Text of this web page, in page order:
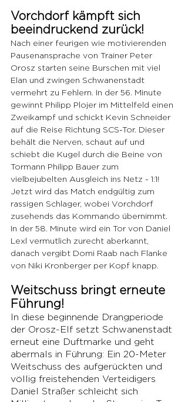
Vorchdorf kämpft sich
beeindruckend zurück!
Nach einer feurigen wie motivierenden
Pausenansprache von Trainer Peter
Orosz starten seine Burschen mit viel
Elan und zwingen Schwanenstadt
vermehrt zu Fehlern. In der 56. Minute
gewinnt Philipp Plojer im Mittelfeld einen
Zweikampf und schickt Kevin Schneider
auf die Reise Richtung SCS-Tor. Dieser
behält die Nerven, schaut auf und
schiebt die Kugel durch die Beine von
Tormann Philipp Bauer zum
vielbejubelten Ausgleich ins Netz - 1:1!
Jetzt wird das Match endgültig zum
rassigen Schlager, wobei Vorchdorf
zusehends das Kommando übernimmt.
In der 58. Minute wird ein Tor von Daniel
Lexl vermutlich zurecht aberkannt,
danach vergibt Domi Raab nach Flanke
von Niki Kronberger per Kopf knapp.
Weitschuss bringt erneute
Führung!
In diese beginnende Drangperiode
der Orosz-Elf setzt Schwanenstadt
erneut eine Duftmarke und geht
abermals in Führung: Ein 20-Meter
Weitschuss des aufgerückten und
völlig freistehenden Verteidigers
Daniel Straßer schleicht sich